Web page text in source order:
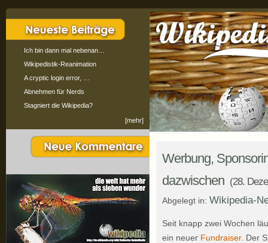
Ich bin dann mal nebenan…
Wikipedistik-Reanimation
A cryptic login error, …
Abnehmen für Nerds
Stagniert die Wikipedia?
[mehr]
Werbung,
dazwischen (28.
Abgelegt in: Wikipedia-
Seit knapp zwei Wochen
ein neuer Fundraiser. Der